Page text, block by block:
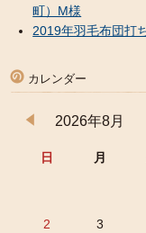
町）M様
2019年羽毛布団打
カレンダー
2026年8月
日 月
2 3